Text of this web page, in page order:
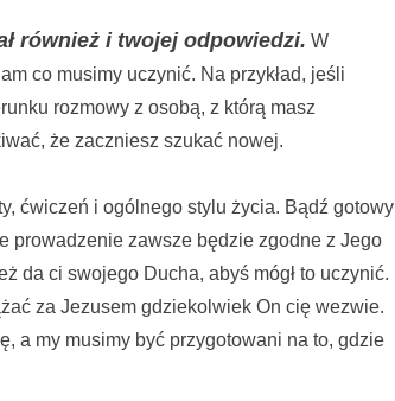
również i twojej odpowiedzi. W
co musimy uczynić. Na przykład, jeśli
rozmowy z osobą, z którą masz
że zaczniesz szukać nowej.
ćwiczeń i ogólnego stylu życia. Bądź gotowy
prowadzenie zawsze będzie zgodne z Jego
da ci swojego Ducha, abyś mógł to uczynić.
za Jezusem gdziekolwiek On cię wezwie.
a my musimy być przygotowani na to, gdzie